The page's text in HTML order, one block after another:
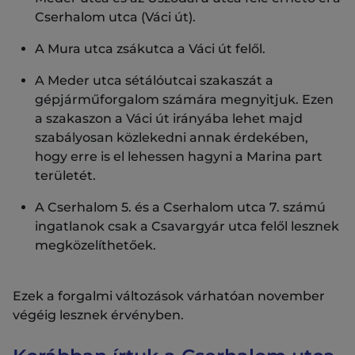
Cserhalom utca (Váci út).
A Mura utca zsákutca a Váci út felől.
A Meder utca sétálóutcai szakaszát a
gépjárműforgalom számára megnyitjuk. Ezen
a szakaszon a Váci út irányába lehet majd
szabályosan közlekedni annak érdekében,
hogy erre is el lehessen hagyni a Marina part
területét.
A Cserhalom 5. és a Cserhalom utca 7. számú
ingatlanok csak a Csavargyár utca felől lesznek
megközelíthetőek.
Ezek a forgalmi változások várhatóan november
végéig lesznek érvényben.